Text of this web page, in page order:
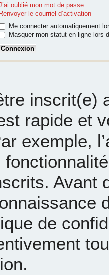
oublié mon mot de passe
Renvoyer le courriel d’activation
Me connecter automatiquement
Masquer mon statut en ligne lors
inscrit(e)
rapide et
exemple,
Avant
de